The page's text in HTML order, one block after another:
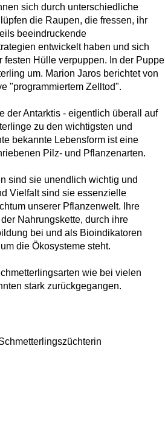
sich durch unterschiedliche
die Raupen, die fressen, ihr
beeindruckende
entwickelt haben und sich
Hülle verpuppen. In der Puppe
um. Marion Jaros berichtet von
"programmiertem Zelltod".
der Antarktis - eigentlich überall auf
zu den wichtigsten und
bekannte Lebensform ist eine
Pilz- und Pflanzenarten.
sind sie unendlich wichtig und
Vielfalt sind sie essenzielle
unserer Pflanzenwelt. Ihre
Nahrungskette, durch ihre
bei und als Bioindikatoren
die Ökosysteme steht.
wie bei vielen
stark zurückgegangen.